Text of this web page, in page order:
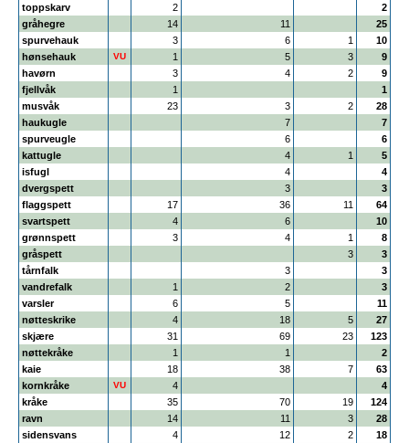
toppskarv
2
2
gråhegre
14 11
25
spurvehauk
3 6 1
10
hønsehauk
VU 1 5 3
9
havørn
3 4 2
9
fjellvåk
1
1
musvåk
23 3 2
28
haukugle
7
7
spurveugle
6
6
kattugle
4 1
5
isfugl
4
4
dvergspett
3
3
flaggspett
17 36 11
64
svartspett
4 6
10
grønnspett
3 4 1
8
gråspett
3
3
tårnfalk
3
3
vandrefalk
1 2
3
varsler
6 5
11
nøtteskrike
4 18 5
27
skjære
31 69 23
123
nøttekråke
1 1
2
kaie
18 38 7
63
kornkråke
VU 4
4
kråke
35 70 19
124
ravn
14 11 3
28
sidensvans
4 12 2
18